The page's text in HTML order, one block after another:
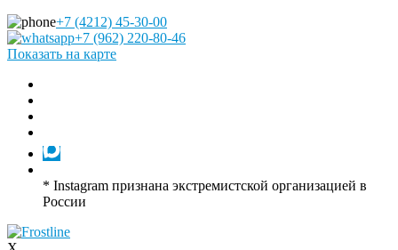
+7 (4212) 45-30-00
+7 (962) 220-80-46
Показать на карте
* Instagram признана экстремистской организацией в
России